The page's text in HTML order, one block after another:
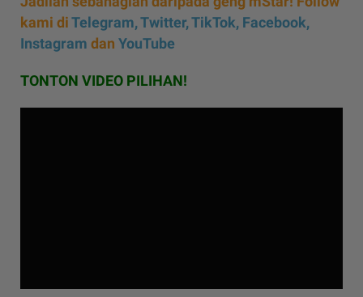
kami diTelegram,Twitter,TikTok, Facebook,
Instagram dan YouTube
TONTON VIDEO PILIHAN!